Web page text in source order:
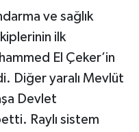
ve sağlık
ilk
El Çeker’in
Diğer yaralı Mevlüt
Devlet
Raylı sistem